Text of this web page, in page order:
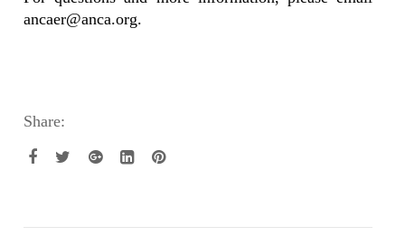
ancaer@anca.org.
Share: